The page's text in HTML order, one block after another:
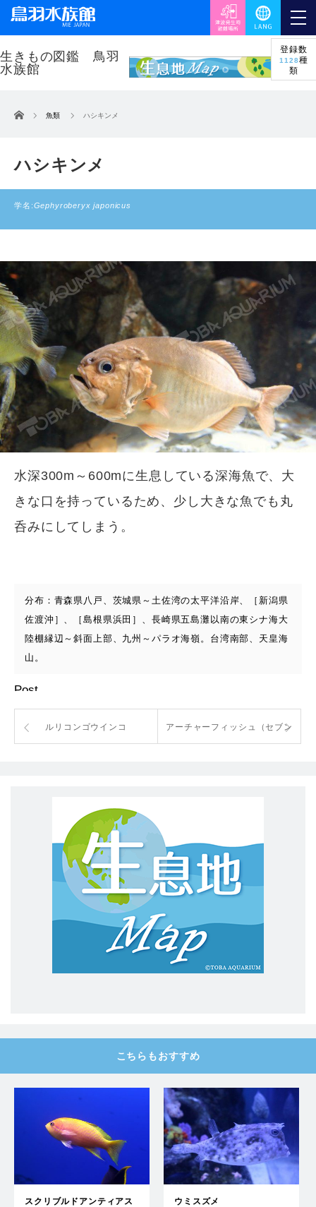
登録数
1128種
類
ホーム 魚類 ハシキンメ
ハシキンメ
学名:Gephyroberyx japonicus
水深300m～600mに生息している深海魚で、大
きな口を持っているため、少し大きな魚でも丸
呑みにしてしまう。
分布：青森県八戸、茨城県～土佐湾の太平洋沿岸、［新潟県
佐渡沖］、［島根県浜田］、長崎県五島灘以南の東シナ海大
陸棚縁辺～斜面上部、九州～パラオ海嶺。台湾南部、天皇海
山。
Post
ルリコンゴウインコ アーチャーフィッシュ（セブン
こちらもおすすめ
スクリブルドアンティアス ウミスズメ